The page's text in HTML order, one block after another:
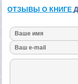
ОТЗЫВЫ О КНИГЕ